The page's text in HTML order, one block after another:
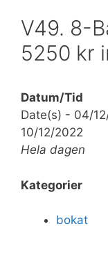
V49. 8-
5250 kr
Datum/Tid
Date(s) - 04/
10/12/2022
Hela dagen
Kategorier
bokat